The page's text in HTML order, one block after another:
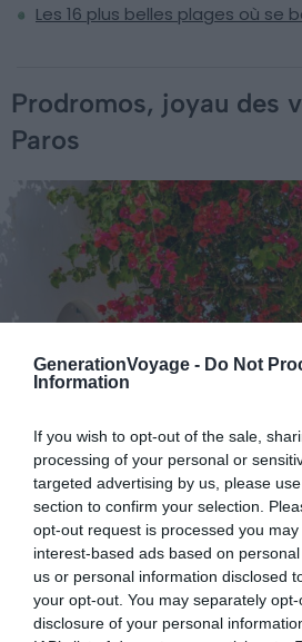
GenerationVoyage - Do Not
Information
If you wish to opt-out of the sale,
processing of your personal or
targeted advertising by us, please
section to confirm your selection.
opt-out request is processed you
interest-based ads based on
us or personal information disclosed
your opt-out. You may separately
disclosure of your personal
Les 16 plus belles plages où se
Prodromos, joyau des
Paros
En quête des plus beaux villages
n’attend que vous. Il forme, avec